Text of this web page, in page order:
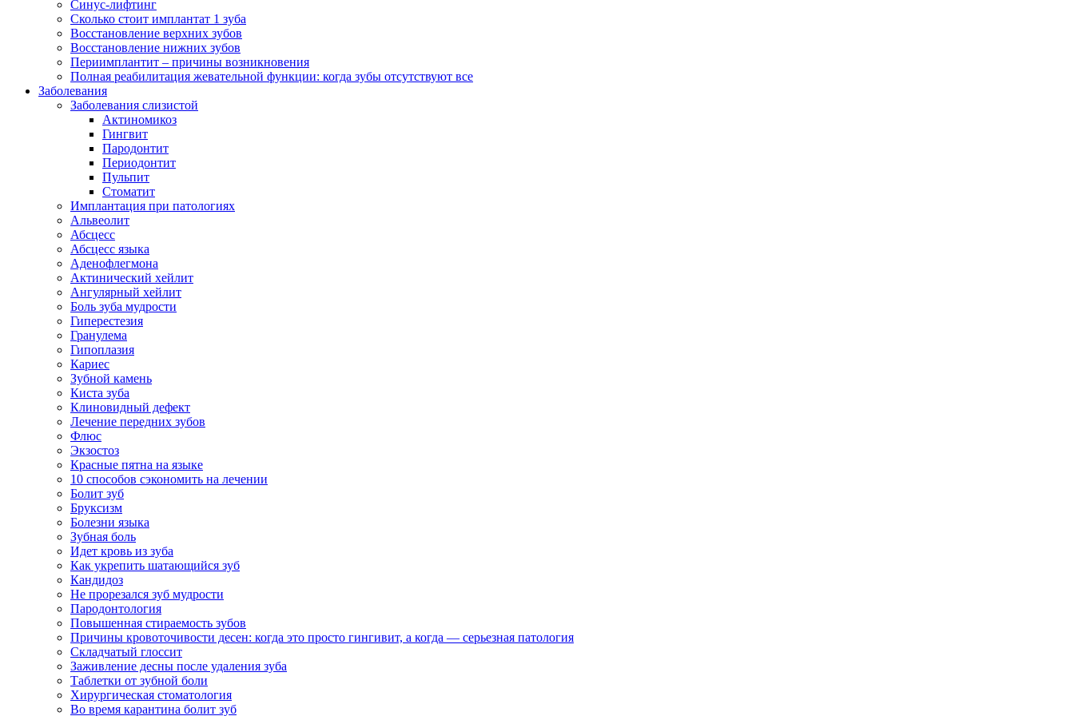
Синус-лифтинг
Сколько стоит имплантат 1 зуба
Восстановление верхних зубов
Восстановление нижних зубов
Периимплантит – причины возникновения
Полная реабилитация жевательной функции: когда зубы отсутствуют все
Заболевания
Заболевания слизистой
Актиномикоз
Гингвит
Пародонтит
Периодонтит
Пульпит
Стоматит
Имплантация при патологиях
Альвеолит
Абсцесс
Абсцесс языка
Аденофлегмона
Актинический хейлит
Ангулярный хейлит
Боль зуба мудрости
Гиперестезия
Гранулема
Гипоплазия
Кариес
Зубной камень
Киста зуба
Клиновидный дефект
Лечение передних зубов
Флюс
Экзостоз
Красные пятна на языке
10 способов сэкономить на лечении
Болит зуб
Бруксизм
Болезни языка
Зубная боль
Идет кровь из зуба
Как укрепить шатающийся зуб
Кандидоз
Не прорезался зуб мудрости
Пародонтология
Повышенная стираемость зубов
Причины кровоточивости десен: когда это просто гингивит, а когда — серьезная патология
Складчатый глоссит
Заживление десны после удаления зуба
Таблетки от зубной боли
Хирургическая стоматология
Во время карантина болит зуб